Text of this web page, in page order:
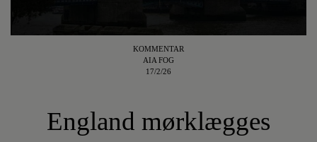
KOMMENTAR
AIA FOG
17/2/26
England mørklægges